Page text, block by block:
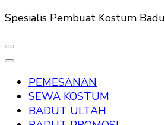
Spesialis Pembuat Kostum
PEMESANAN
SEWA KOSTUM
BADUT ULTAH